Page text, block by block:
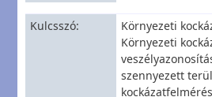
Kulcsszó
Környezeti
Környezeti
szennyezett